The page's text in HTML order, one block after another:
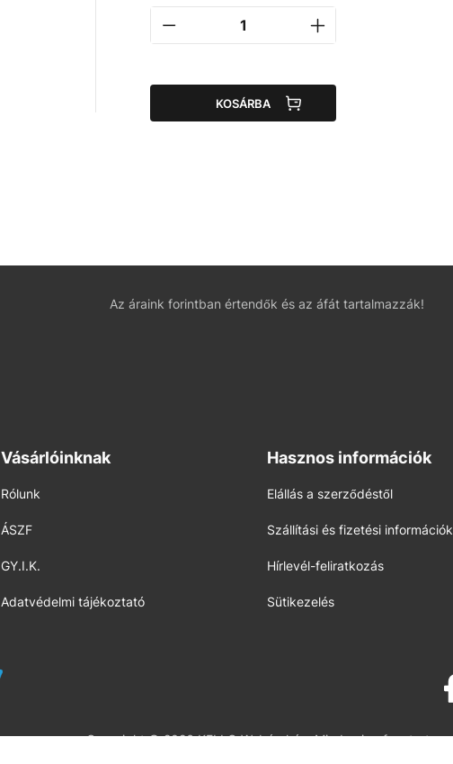
KOSÁRBA
Az áraink forintban értendők és az áfát tartalmazzák!
Vásárlóinknak
Rólunk
ÁSZF
GY.I.K.
Adatvédelmi tájékoztató
Hasznos információk
Elállás a szerződéstől
Szállítási és fizetési információk
Hírlevél-feliratkozás
Sütikezelés
Copyright © 2026 KELLO Webáruház. Minden jog fenntartva.